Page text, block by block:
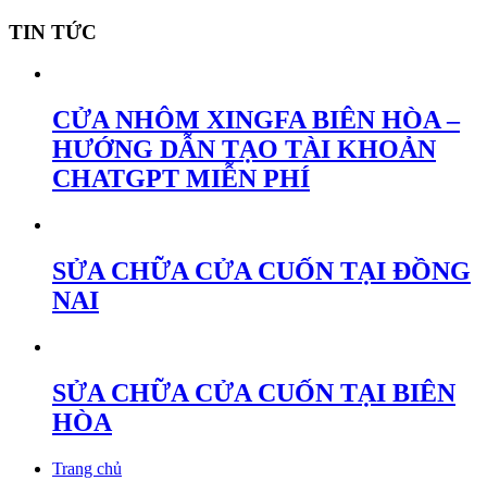
TIN TỨC
CỬA NHÔM XINGFA BIÊN HÒA –
HƯỚNG DẪN TẠO TÀI KHOẢN
CHATGPT MIỄN PHÍ
SỬA CHỮA CỬA CUỐN TẠI ĐỒNG
NAI
SỬA CHỮA CỬA CUỐN TẠI BIÊN
HÒA
Trang chủ